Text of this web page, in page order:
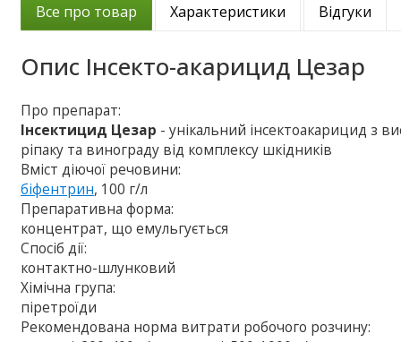
Все про товар Характеристики Відгуки
Опис Інсекто-акарицид Цезар
Про препарат:
Інсектицид Цезар - унікальний інсектоакарицид з
ріпаку та винограду від комплексу шкідників
Вміст діючої речовини:
біфентрин, 100 г/л
Препаративна форма:
концентрат, що емульгується
Спосіб дії:
контактно-шлунковий
Хімічна група:
піретроїди
Рекомендована норма витрати робочого розчину: